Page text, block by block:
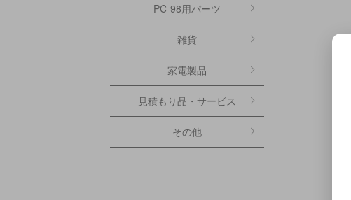
PC-98用パーツ
雑貨
家電製品
見積もり品・サービス
その他